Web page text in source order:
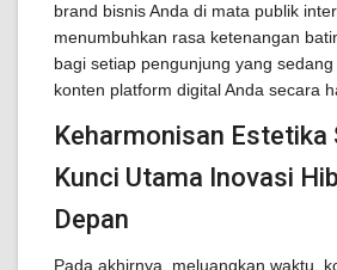
brand bisnis Anda di mata publik
menumbuhkan rasa ketenangan
bagi setiap pengunjung yang
konten platform digital Anda secara
Keharmonisan Estetika
Kunci Utama Inovasi
Depan
Pada akhirnya, meluangkan waktu,